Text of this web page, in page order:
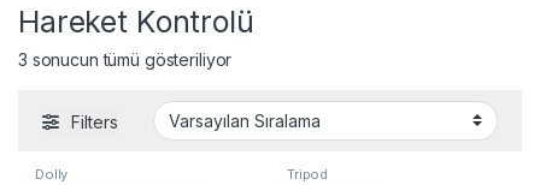
Hareket Kontrolü
3 sonucun tümü gösteriliyor
Filters
Dolly Tripod